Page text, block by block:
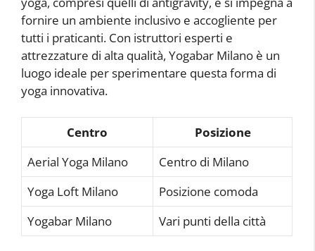
fornire un ambiente inclusivo e accogliente per
tutti i praticanti. Con istruttori esperti e
attrezzature di alta qualità, Yogabar Milano è un
luogo ideale per sperimentare questa forma di
yoga innovativa.
Centro
Posizione
Aerial Yoga Milano
Centro di Milano
Yoga Loft Milano
Posizione comoda
Yogabar Milano
Vari punti della città